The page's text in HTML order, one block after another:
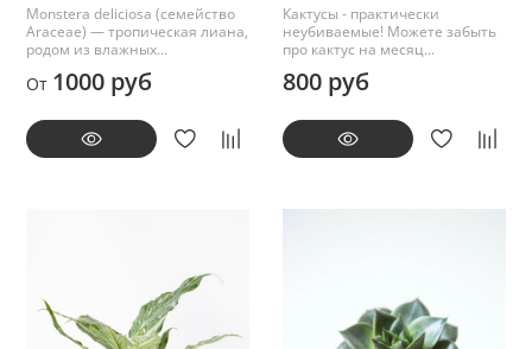
Monstera deliciosa (семейство
Araceae) — тропическая лиана,
родом из влажных...
От 1000 руб
Кактусы - практически
неубиваемые! Можете забыть
про кактус на месяц...
800 руб